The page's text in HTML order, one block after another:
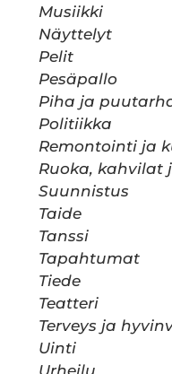
Musiikki
Näyttelyt
Pelit
Pesäpallo
Piha ja
Politiikka
Remontointi ja
Ruoka, kahvilat
Suunnistus
Taide
Tanssi
Tapahtumat
Tiede
Teatteri
Terveys ja
Uinti